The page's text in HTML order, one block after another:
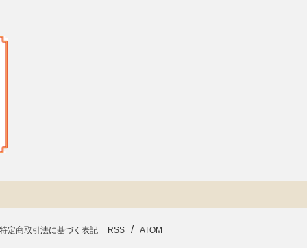
特定商取引法に基づく表記 RSS / ATOM